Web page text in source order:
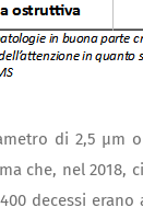
di 2,5 µm
che, nel 2018,
decessi erano